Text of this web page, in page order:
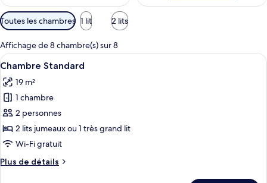
Filtres
disponibles
pour
les
chambres
Toutes les chambres 1 lit 2 lits
Affichage de 8 chambre(s) sur 8
Afficher
toutes
les
photos
pour
ce
type
chambre :
Une chambre d’hôtel avec un
4
Chambre Standard
19 m²
1 chambre
2 personnes
2 lits jumeaux ou 1 très grand lit
Wi-Fi gratuit
Plus de détails
Plus